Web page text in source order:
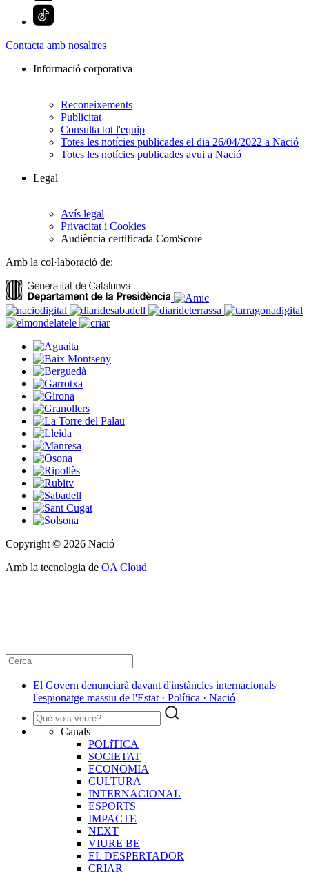
Contacta amb nosaltres
Informació corporativa
Reconeixements
Publicitat
Consulta tot l'equip
Totes les notícies publicades el dia 26/04/2022 a Nació
Totes les notícies publicades avui a Nació
Legal
Avís legal
Privacitat i Cookies
Audiència certificada ComScore
Amb la col·laboració de:
Copyright © 2026 Nació
Amb la tecnologia de OA Cloud
El Govern denunciarà davant d'instàncies internacionals
l'espionatge massiu de l'Estat · Política · Nació
Canals
POLíTICA
SOCIETAT
ECONOMIA
CULTURA
INTERNACIONAL
ESPORTS
IMPACTE
NEXT
VIURE BE
EL DESPERTADOR
CRIAR